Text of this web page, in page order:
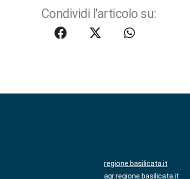
Condividi l'articolo su:
regione.basilicata.it
agr.regione.basilicata.it